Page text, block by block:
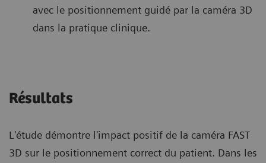
avec le positionnement guidé par la caméra 3D
dans la pratique clinique.
Résultats
L'étude démontre l'impact positif de la caméra FAST
3D sur le positionnement correct du patient. Dans les